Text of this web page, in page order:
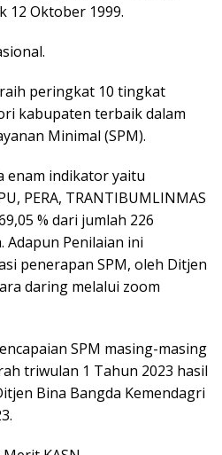
12 Oktober 1999.
peringkat 10 tingkat
kabupaten terbaik dalam
Minimal (SPM).
enam indikator yaitu
PERA, TRANTIBUMLINMAS
% dari jumlah 226
Adapun Penilaian ini
penerapan SPM, oleh Ditjen
daring melalui zoom
SPM masing-masing
triwulan 1 Tahun 2023 hasil
Bina Bangda Kemendagri